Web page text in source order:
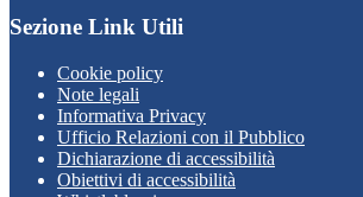
Sezione Link Utili
Cookie policy
Note legali
Informativa Privacy
Ufficio Relazioni con il Pubblico
Dichiarazione di accessibilità
Obiettivi di accessibilità